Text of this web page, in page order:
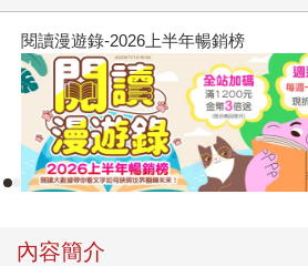
閱讀漫遊錄-2026上半年暢銷榜
內容簡介